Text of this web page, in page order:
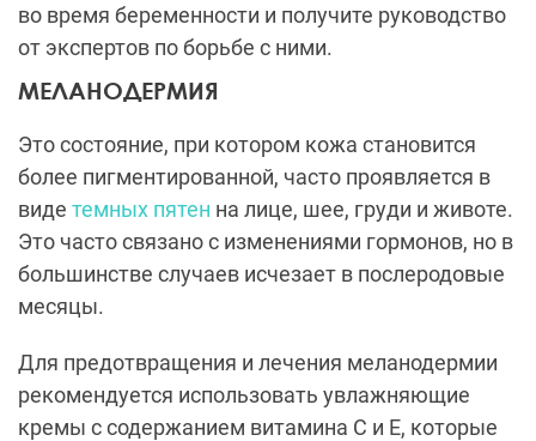
во время беременности и получите руководство
от экспертов по борьбе с ними.
МЕЛАНОДЕРМИЯ
Это состояние, при котором кожа становится
более пигментированной, часто проявляется в
виде темных пятен на лице, шее, груди и животе.
Это часто связано с изменениями гормонов, но в
большинстве случаев исчезает в послеродовые
месяцы.
Для предотвращения и лечения меланодермии
рекомендуется использовать увлажняющие
кремы с содержанием витамина C и E, которые